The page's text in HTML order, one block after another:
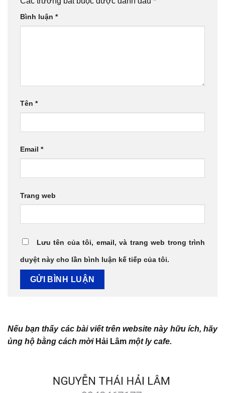
Bình luận *
Tên *
Email *
Trang web
Lưu tên của tôi, email, và trang web trong trình
duyệt này cho lần bình luận kế tiếp của tôi.
Nếu bạn thấy các bài viết trên website này hữu ích, hãy
ủng hộ bằng cách mời Hải Lâm một ly cafe.